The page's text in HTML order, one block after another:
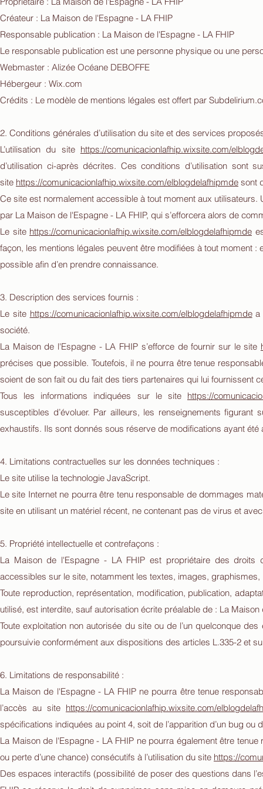
Créateur : La Maison de l'Espagne - LA FHIP
Responsable publication : La Maison de l'Espagne - LA FHIP
Le responsable publication est une personne physique ou une
Webmaster : Alizée Océane DEBOFFE
Hébergeur : Wix.com
Crédits : Le modèle de mentions légales est offert par
2. Conditions générales d’utilisation du site et des services
L’utilisation du site https://comunicacionlafhip.wixsite.com/
d’utilisation ci-après décrites. Ces conditions d’utilisation sont
site https://comunicacionlafhip.wixsite.com/elblogdelafhipmde sont
Ce site est normalement accessible à tout moment aux
par La Maison de l'Espagne - LA FHIP, qui s’efforcera alors de
Le site https://comunicacionlafhip.wixsite.com/elblogdelafhipmde
façon, les mentions légales peuvent être modifiées à tout moment :
possible afin d’en prendre connaissance.
3. Description des services fournis :
Le site https://comunicacionlafhip.wixsite.com/elblogdelafhipmdea
société.
La Maison de l'Espagne - LA FHIP s’efforce de fournir sur le site
précises que possible. Toutefois, il ne pourra être tenue
soient de son fait ou du fait des tiers partenaires qui lui fournissent
Tous les informations indiquées sur le site https://
susceptibles d’évoluer. Par ailleurs, les renseignements figurant
exhaustifs. Ils sont donnés sous réserve de modifications ayant
4. Limitations contractuelles sur les données techniques :
Le site utilise la technologie JavaScript.
Le site Internet ne pourra être tenu responsable de dommages
site en utilisant un matériel récent, ne contenant pas de virus et
5. Propriété intellectuelle et contrefaçons :
La Maison de l'Espagne - LA FHIP est propriétaire des droits
accessibles sur le site, notamment les textes, images,
Toute reproduction, représentation, modification, publication,
utilisé, est interdite, sauf autorisation écrite préalable de : La Maison
Toute exploitation non autorisée du site ou de l’un quelconque
poursuivie conformément aux dispositions des articles L.335-2 et
6. Limitations de responsabilité :
La Maison de l'Espagne - LA FHIP ne pourra être tenue
l’accès au site https://comunicacionlafhip.wixsite.com/
spécifications indiquées au point 4, soit de l’apparition d’un bug ou
La Maison de l'Espagne - LA FHIP ne pourra également être
ou perte d’une chance) consécutifs à l’utilisation du site https://
Des espaces interactifs (possibilité de poser des questions dans